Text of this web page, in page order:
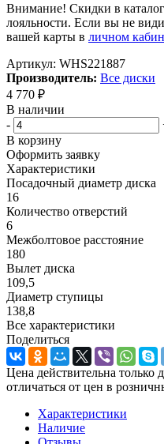
Внимание! Скидки в
лояльности. Если вы не
вашей карты в личном
Артикул: WHS221887
Производитель: Все диски
4 770 ₽
В наличии
-
В корзину
Оформить заявку
Характеристики
Посадочный диаметр диска
16
Количество отверстий
6
Межболтовое расстояние
180
Вылет диска
109,5
Диаметр ступицы
138,8
Все характеристики
Поделиться
Цена действительна только
отличаться от цен в
Характеристики
Наличие